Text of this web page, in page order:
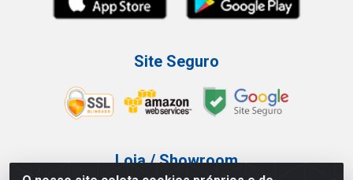
Site Seguro
Loja / Showroom